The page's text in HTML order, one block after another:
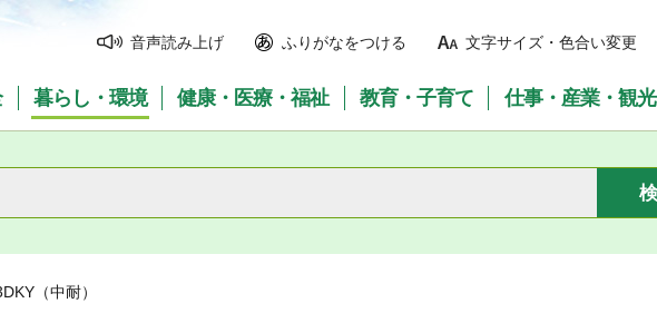
音声読み上げ ふりがなをつける 文字サイズ・色合い変更
暮らし・環境 健康・医療・福祉 教育・子育て 仕事・産業・観光
（中耐）